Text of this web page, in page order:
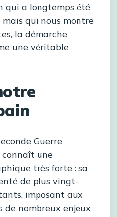
qui a longtemps été
mais qui nous montre
la démarche
une véritable
Guerre
connaît une
très forte : sa
de plus vingt-
imposant aux
de nombreux enjeux